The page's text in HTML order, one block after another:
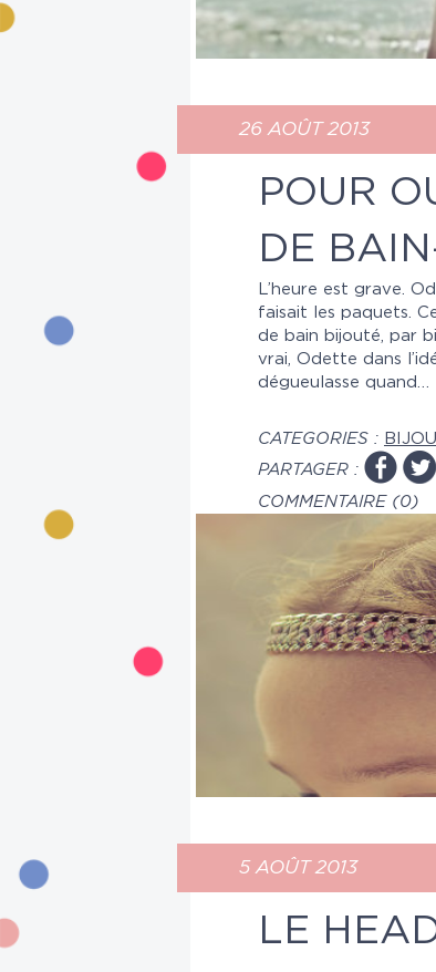
26 AOÛT 2013
POUR
DE
L’heure est grave.
faisait les paquets.
de bain bijouté, par
vrai, Odette dans
dégueulasse quand…
CATEGORIES :
PARTAGER :
COMMENTAIRE (0)
5 AOÛT 2013
LE